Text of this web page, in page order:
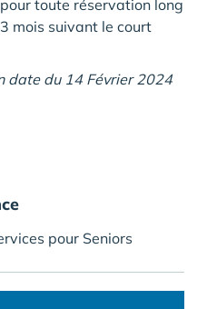
toute réservation long
mois suivant le court
date du 14 Février 2024
pour Seniors